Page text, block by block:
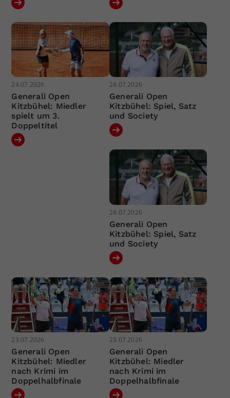
24.07.2026
Generali Open
Kitzbühel: Miedler
spielt um 3.
Doppeltitel
24.07.2026
Generali Open
Kitzbühel: Spiel, Satz
und Society
24.07.2026
Generali Open
Kitzbühel: Spiel, Satz
und Society
23.07.2026
Generali Open
Kitzbühel: Miedler
nach Krimi im
Doppelhalbfinale
23.07.2026
Generali Open
Kitzbühel: Miedler
nach Krimi im
Doppelhalbfinale